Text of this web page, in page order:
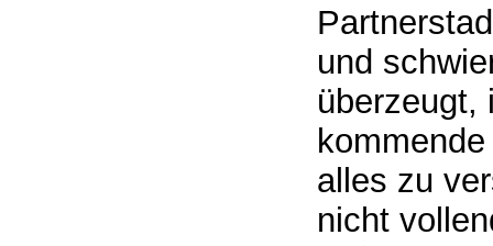
und
überzeugt,
alles zu
nicht